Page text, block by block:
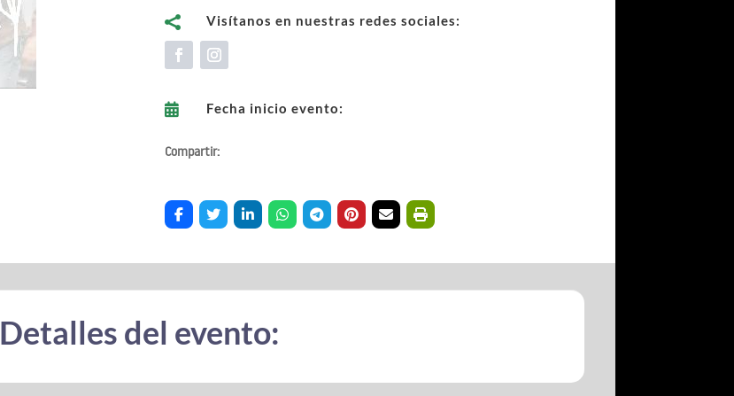
 Visítanos en nuestras redes sociales:
 Fecha inicio evento:
Compartir:
Detalles del evento: